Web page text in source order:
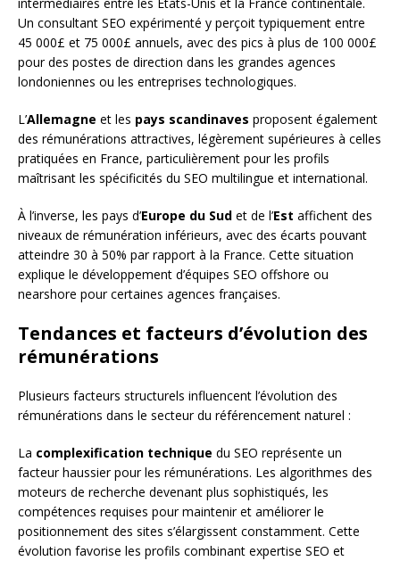
intermédiaires entre les États-Unis et la France continentale.
Un consultant SEO expérimenté y perçoit typiquement entre
45 000£ et 75 000£ annuels, avec des pics à plus de 100 000£
pour des postes de direction dans les grandes agences
londoniennes ou les entreprises technologiques.
L’Allemagne et les pays scandinaves proposent également
des rémunérations attractives, légèrement supérieures à celles
pratiquées en France, particulièrement pour les profils
maîtrisant les spécificités du SEO multilingue et international.
À l’inverse, les pays d’Europe du Sud et de l’Est affichent des
niveaux de rémunération inférieurs, avec des écarts pouvant
atteindre 30 à 50% par rapport à la France. Cette situation
explique le développement d’équipes SEO offshore ou
nearshore pour certaines agences françaises.
Tendances et facteurs d’évolution des
rémunérations
Plusieurs facteurs structurels influencent l’évolution des
rémunérations dans le secteur du référencement naturel :
La complexification technique du SEO représente un
facteur haussier pour les rémunérations. Les algorithmes des
moteurs de recherche devenant plus sophistiqués, les
compétences requises pour maintenir et améliorer le
positionnement des sites s’élargissent constamment. Cette
évolution favorise les profils combinant expertise SEO et